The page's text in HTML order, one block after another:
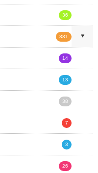
36
331
14
13
38
7
3
26